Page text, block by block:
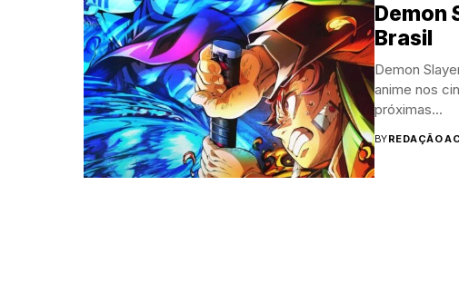
Demon
Brasil
Demon
anime nos
próximas...
BYREDAÇÃO